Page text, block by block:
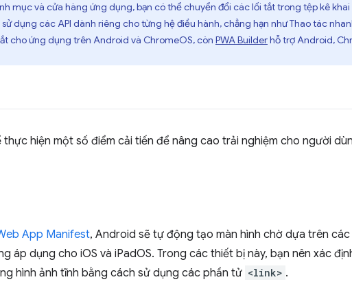
mục và cửa hàng ứng dụng, bạn có thể chuyển đổi các lối tắt trong tệp kê
dụng các API dành riêng cho từng hệ điều hành, chẳng hạn như Thao tác
cho ứng dụng trên Android và ChromeOS, còn PWA Builderhỗ trợ Android,
thực hiện một số điểm cải tiến để nâng cao trải nghiệm cho người
App Manifest, Android sẽ tự động tạo màn hình chờ dựa trên
áp dụng cho iOS và iPadOS. Trong các thiết bị này, bạn nên xác
hình ảnh tĩnh bằng cách sử dụng các phần tử <link> .